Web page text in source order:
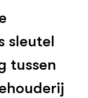
sleutel
tussen